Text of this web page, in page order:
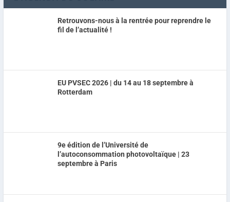
Retrouvons-nous à la rentrée pour reprendre le
fil de l’actualité !
EU PVSEC 2026 | du 14 au 18 septembre à
Rotterdam
9e édition de l’Université de
l’autoconsommation photovoltaïque | 23
septembre à Paris